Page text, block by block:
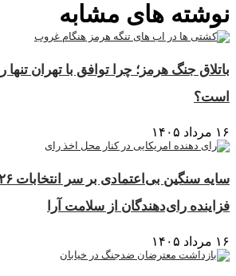
نوشته های مشابه
باتلاق جنگ هرمز؛ چرا توافق با تهران
است؟
۱۶ مرداد ۱۴۰۵
فزاینده رای‌دهندگان از سلامت آرا
۱۶ مرداد ۱۴۰۵